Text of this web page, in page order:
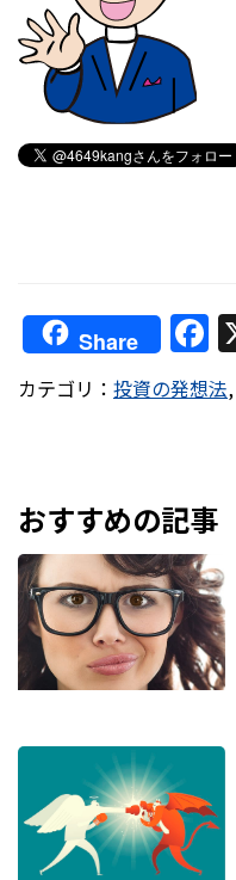
Share F
a
c
o
o
k
カテゴリ： 投資の発想法,
おすすめの記事